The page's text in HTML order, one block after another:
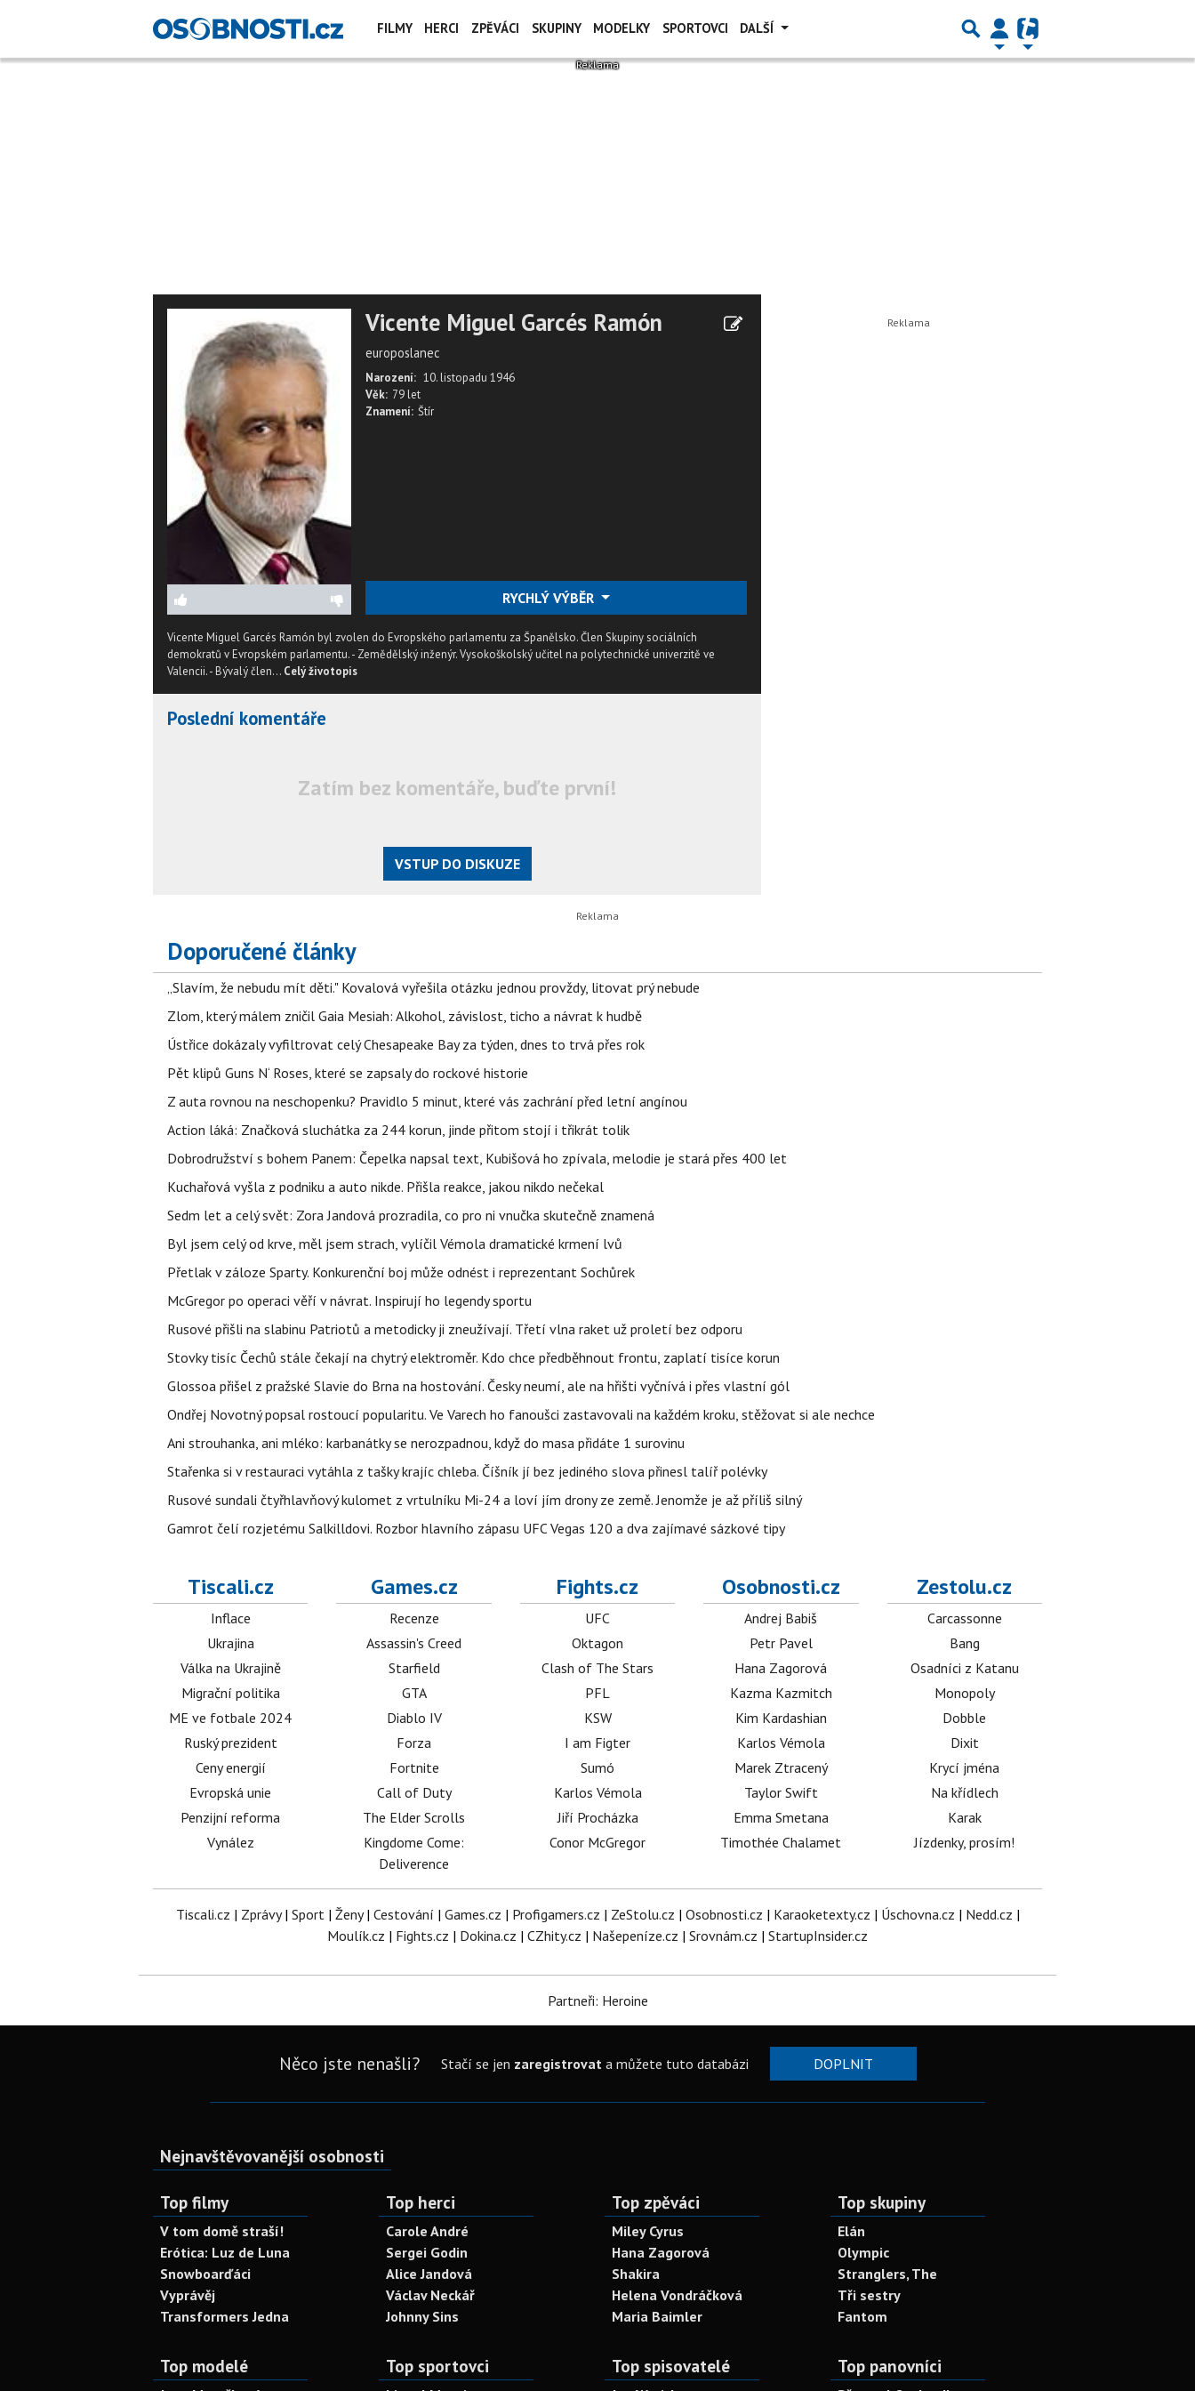
FILMY HERCI ZPĚVÁCI SKUPINY MODELKY SPORTOVCI DALŠÍ
Vicente Miguel Garcés Ramón
europoslanec
Narození: 10. listopadu 1946
Věk: 79 let
Znamení: Štír
RYCHLÝ VÝBĚR
Vicente Miguel Garcés Ramón byl zvolen do Evropského parlamentu za Španělsko. Člen Skupiny sociálních
demokratů v Evropském parlamentu. - Zemědělský inženýr. Vysokoškolský učitel na polytechnické univerzitě ve
Valencii. - Bývalý člen... Celý životopis
Poslední komentáře
Zatím bez komentáře, buďte první!
VSTUP DO DISKUZE
Doporučené články
„Slavím, že nebudu mít děti." Kovalová vyřešila otázku jednou provždy, litovat prý nebude
Zlom, který málem zničil Gaia Mesiah: Alkohol, závislost, ticho a návrat k hudbě
Ústřice dokázaly vyfiltrovat celý Chesapeake Bay za týden, dnes to trvá přes rok
Pět klipů Guns N‘ Roses, které se zapsaly do rockové historie
Z auta rovnou na neschopenku? Pravidlo 5 minut, které vás zachrání před letní angínou
Action láká: Značková sluchátka za 244 korun, jinde přitom stojí i třikrát tolik
Dobrodružství s bohem Panem: Čepelka napsal text, Kubišová ho zpívala, melodie je stará přes 400 let
Kuchařová vyšla z podniku a auto nikde. Přišla reakce, jakou nikdo nečekal
Sedm let a celý svět: Zora Jandová prozradila, co pro ni vnučka skutečně znamená
Byl jsem celý od krve, měl jsem strach, vylíčil Vémola dramatické krmení lvů
Přetlak v záloze Sparty. Konkurenční boj může odnést i reprezentant Sochůrek
McGregor po operaci věří v návrat. Inspirují ho legendy sportu
Rusové přišli na slabinu Patriotů a metodicky ji zneužívají. Třetí vlna raket už proletí bez odporu
Stovky tisíc Čechů stále čekají na chytrý elektroměr. Kdo chce předběhnout frontu, zaplatí tisíce korun
Glossoa přišel z pražské Slavie do Brna na hostování. Česky neumí, ale na hřišti vyčnívá i přes vlastní gól
Ondřej Novotný popsal rostoucí popularitu. Ve Varech ho fanoušci zastavovali na každém kroku, stěžovat si ale nechce
Ani strouhanka, ani mléko: karbanátky se nerozpadnou, když do masa přidáte 1 surovinu
Stařenka si v restauraci vytáhla z tašky krajíc chleba. Číšník jí bez jediného slova přinesl talíř polévky
Rusové sundali čtyřhlavňový kulomet z vrtulníku Mi-24 a loví jím drony ze země. Jenomže je až příliš silný
Gamrot čelí rozjetému Salkilldovi. Rozbor hlavního zápasu UFC Vegas 120 a dva zajímavé sázkové tipy
Tiscali.cz
Inflace
Ukrajina
Válka na Ukrajině
Migrační politika
ME ve fotbale 2024
Ruský prezident
Ceny energií
Evropská unie
Penzijní reforma
Vynález
Games.cz
Recenze
Assassin's Creed
Starfield
GTA
Diablo IV
Forza
Fortnite
Call of Duty
The Elder Scrolls
Kingdome Come:
Deliverence
Fights.cz
UFC
Oktagon
Clash of The Stars
PFL
KSW
I am Figter
Sumó
Karlos Vémola
Jiří Procházka
Conor McGregor
Osobnosti.cz
Andrej Babiš
Petr Pavel
Hana Zagorová
Kazma Kazmitch
Kim Kardashian
Karlos Vémola
Marek Ztracený
Taylor Swift
Emma Smetana
Timothée Chalamet
Zestolu.cz
Carcassonne
Bang
Osadníci z Katanu
Monopoly
Dobble
Dixit
Krycí jména
Na křídlech
Karak
Jízdenky, prosím!
Tiscali.cz | Zprávy| Sport| Ženy| Cestování | Games.cz | Profigamers.cz | ZeStolu.cz | Osobnosti.cz | Karaoketexty.cz | Úschovna.cz | Nedd.cz |
Moulík.cz | Fights.cz | Dokina.cz | CZhity.cz | Našepeníze.cz | Srovnám.cz | StartupInsider.cz
Partneři: Heroine
Něco jste nenašli? Stačí se jen zaregistrovata můžete tuto databázi DOPLNIT
Nejnavštěvovanější osobnosti
Top filmy
V tom domě straší!
Erótica: Luz de Luna
Snowboarďáci
Vyprávěj
Transformers Jedna
Top herci
Carole André
Sergei Godin
Alice Jandová
Václav Neckář
Johnny Sins
Top zpěváci
Miley Cyrus
Hana Zagorová
Shakira
Helena Vondráčková
Maria Baimler
Top skupiny
Elán
Olympic
Stranglers, The
Tři sestry
Fantom
Top modelé Top sportovci Top spisovatelé Top panovníci